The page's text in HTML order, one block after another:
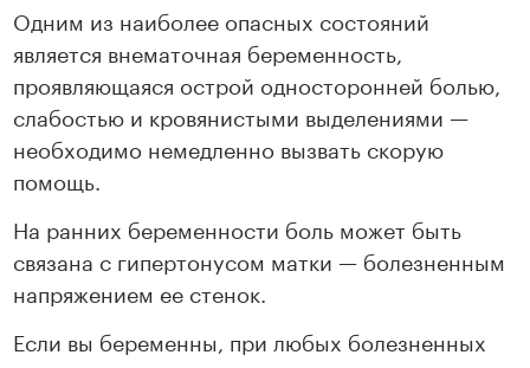
Одним из наиболее опасных состояний
является внематочная беременность,
проявляющаяся острой односторонней болью,
слабостью и кровянистыми выделениями —
необходимо немедленно вызвать скорую
помощь.
На ранних беременности боль может быть
связана с гипертонусом матки — болезненным
напряжением ее стенок.
Если вы беременны, при любых болезненных